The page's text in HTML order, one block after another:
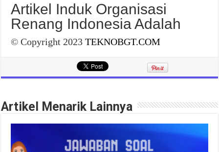
Artikel Induk Organisasi
Renang Indonesia Adalah
© Copyright 2023TEKNOBGT.COM
Artikel Menarik Lainnya